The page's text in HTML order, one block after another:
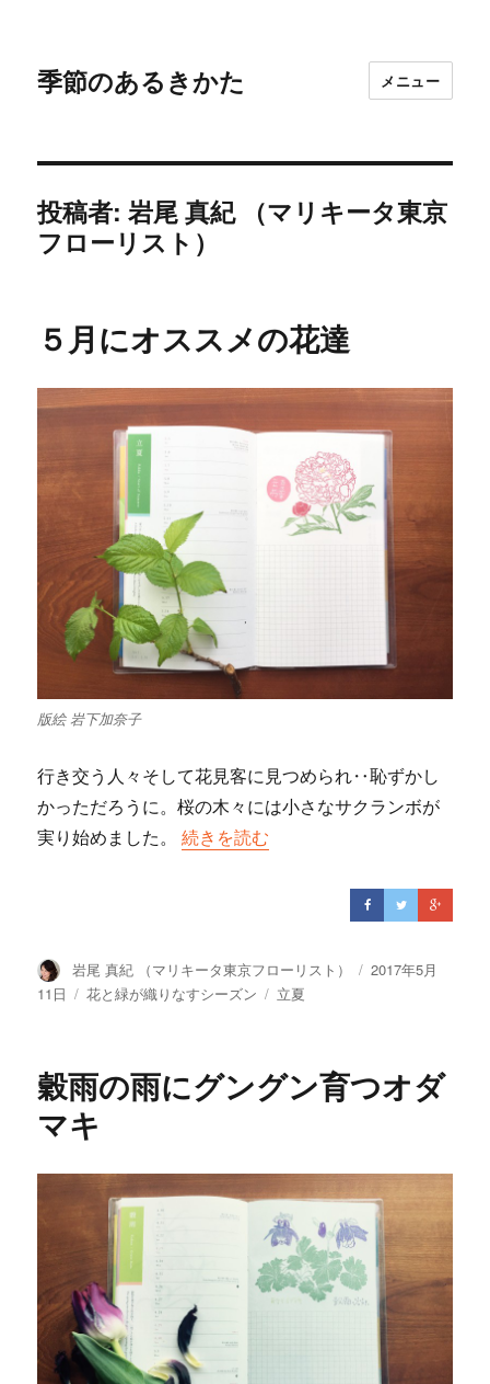
季節のあるきかた メニュー
投稿者:岩尾 真紀 （マリキータ東京
フローリスト）
５月にオススメの花達
版絵 岩下加奈子
行き交う人々そして花見客に見つめられ‥恥ずかし
かっただろうに。桜の木々には小さなサクランボが
実り始めました。“５月にオススメの花達”の
続きを読む
投
稿
岩尾 真紀 （マリキータ東京フローリスト）
投
2017年5月
11日
カ
ー
花と緑が織りなすシーズン
タ
立夏
穀雨の雨にグングン育つオダ
マキ